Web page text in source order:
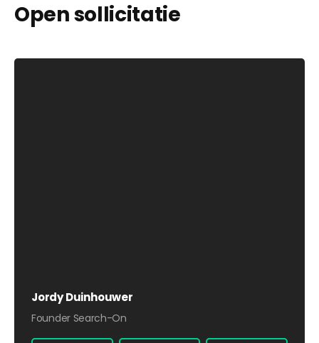
Open sollicitatie
Jordy Duinhouwer
Founder Search-On